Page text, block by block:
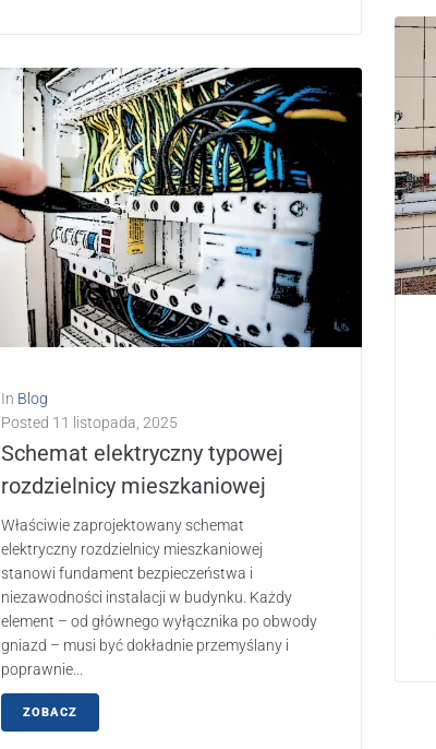
In Blog
Posted 11 listopada, 2025
Schemat elektryczny typowej
rozdzielnicy mieszkaniowej
Właściwie zaprojektowany schemat
elektryczny rozdzielnicy mieszkaniowej
stanowi fundament bezpieczeństwa i
niezawodności instalacji w budynku. Każdy
element – od głównego wyłącznika po obwody
gniazd – musi być dokładnie przemyślany i
poprawnie...
ZOBACZ